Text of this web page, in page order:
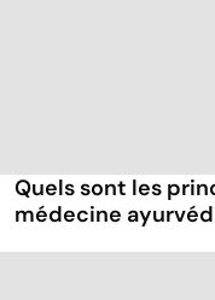
Quels sont les
médecine